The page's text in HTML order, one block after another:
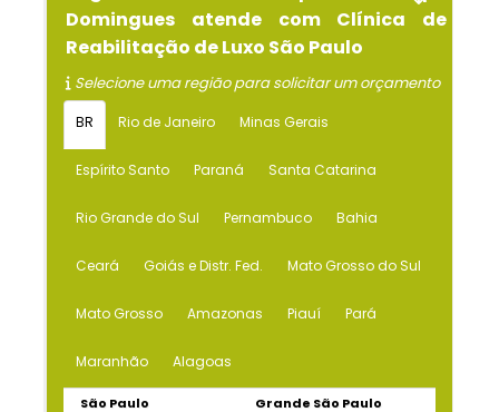
Domingues atende com Clínica de
Reabilitação de Luxo São Paulo
Selecione uma região para solicitar um orçamento
BR Rio de Janeiro Minas Gerais
Espírito Santo Paraná Santa Catarina
Rio Grande do Sul Pernambuco Bahia
Ceará Goiás e Distr. Fed. Mato Grosso do Sul
Mato Grosso Amazonas Piauí Pará
Maranhão Alagoas
São Paulo
Grande São Paulo